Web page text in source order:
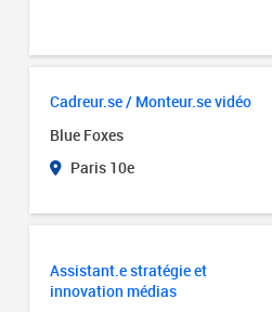
Cadreur.se / Monteur.se vidéo
Blue Foxes
Paris 10e
Assistant.e stratégie et
innovation médias